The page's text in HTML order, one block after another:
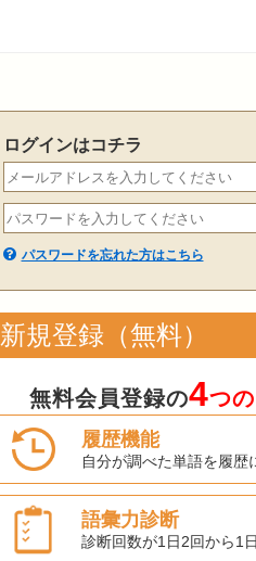
ログインはコチラ
パスワードを忘れた方はこちら
新規登録（無料）
無料会員登録の4つ
履歴機能
自分が調べた単語を履歴
語彙力診断
診断回数が1日2回から1